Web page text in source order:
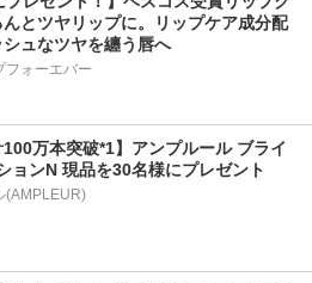
んとツヤリップに。リップケア成分配
ュなツヤを纏う唇へ
フォーエバー
100万本突破*1】アンプルール ブライ
ョンN 現品を30名様にプレゼント
(AMPLEUR)